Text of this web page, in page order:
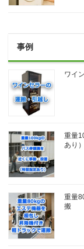
事例
ワイ
重量
あり）
重量
搬